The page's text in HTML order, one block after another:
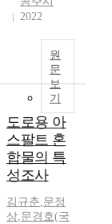
2022
원
문
보
기
도로용 아
스팔트 혼
합물의 특
성조사
김규춘,문정
상,문경호(국